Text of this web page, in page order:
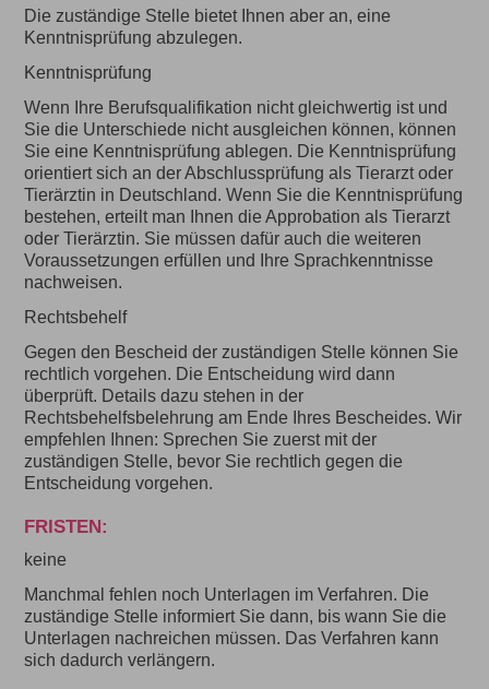
Die zuständige Stelle bietet Ihnen aber an, eine
Kenntnisprüfung abzulegen.
Kenntnisprüfung
Wenn Ihre Berufsqualifikation nicht gleichwertig ist und
Sie die Unterschiede nicht ausgleichen können, können
Sie eine Kenntnisprüfung ablegen. Die Kenntnisprüfung
orientiert sich an der Abschlussprüfung als Tierarzt oder
Tierärztin in Deutschland. Wenn Sie die Kenntnisprüfung
bestehen, erteilt man Ihnen die Approbation als Tierarzt
oder Tierärztin. Sie müssen dafür auch die weiteren
Voraussetzungen erfüllen und Ihre Sprachkenntnisse
nachweisen.
Rechtsbehelf
Gegen den Bescheid der zuständigen Stelle können Sie
rechtlich vorgehen. Die Entscheidung wird dann
überprüft. Details dazu stehen in der
Rechtsbehelfsbelehrung am Ende Ihres Bescheides. Wir
empfehlen Ihnen: Sprechen Sie zuerst mit der
zuständigen Stelle, bevor Sie rechtlich gegen die
Entscheidung vorgehen.
FRISTEN:
keine
Manchmal fehlen noch Unterlagen im Verfahren. Die
zuständige Stelle informiert Sie dann, bis wann Sie die
Unterlagen nachreichen müssen. Das Verfahren kann
sich dadurch verlängern.